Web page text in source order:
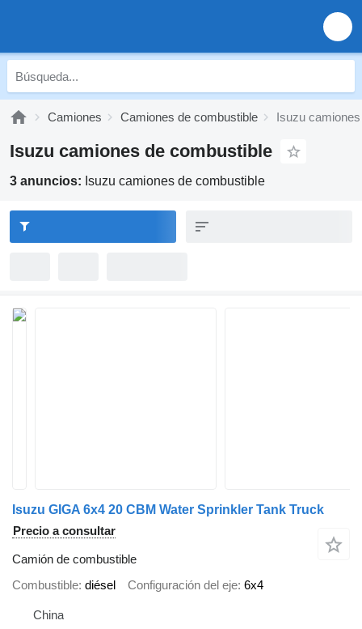
Camiones Camiones de combustible Isuzu
Isuzu camiones de combustible
3 anuncios: Isuzu camiones de combustible
Isuzu GIGA 6x4 20 CBM Water Sprinkler Tank Truck
Precio a consultar
Camión de combustible
Combustible diésel Configuración del eje 6x4
China